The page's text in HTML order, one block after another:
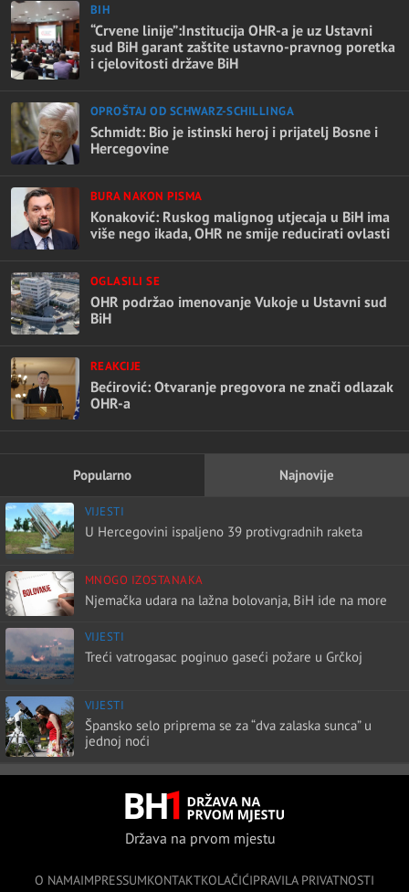
BIH
“Crvene linije”:Institucija OHR-a je uz Ustavni
sud BiH garant zaštite ustavno-pravnog poretka
i cjelovitosti države BiH
OPROŠTAJ OD SCHWARZ-SCHILLINGA
Schmidt: Bio je istinski heroj i prijatelj Bosne i
Hercegovine
BURA NAKON PISMA
Konaković: Ruskog malignog utjecaja u BiH ima
više nego ikada, OHR ne smije reducirati ovlasti
OGLASILI SE
OHR podržao imenovanje Vukoje u Ustavni sud
BiH
REAKCIJE
Bećirović: Otvaranje pregovora ne znači odlazak
OHR-a
Popularno Najnovije
VIJESTI
U Hercegovini ispaljeno 39 protivgradnih raketa
MNOGO IZOSTANAKA
Njemačka udara na lažna bolovanja, BiH ide na more
VIJESTI
Treći vatrogasac poginuo gaseći požare u Grčkoj
VIJESTI
Špansko selo priprema se za “dva zalaska sunca” u
jednoj noći
Država na prvom mjestu
O NAMAIMPRESSUMKONTAKTKOLAČIĆIPRAVILA PRIVATNOSTI